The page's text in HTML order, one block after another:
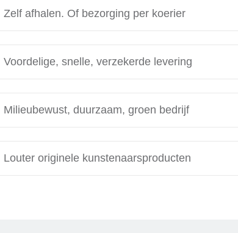
Zelf afhalen. Of bezorging per koerier
Voordelige, snelle, verzekerde levering
Milieubewust, duurzaam, groen bedrijf
Louter originele kunstenaarsproducten